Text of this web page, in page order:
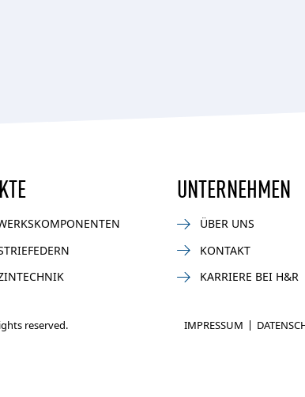
UNTERNEHMEN
ÜBER UNS
KONTAKT
KARRIERE BEI H&R
reserved. IMPRESSUM